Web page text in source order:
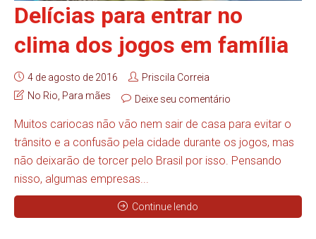
Delícias para entrar no
clima dos jogos em família
4 de agosto de 2016
Priscila Correia
No Rio Para mães Deixe seu comentário
Muitos cariocas não vão nem sair de casa para evitar o
trânsito e a confusão pela cidade durante os jogos, mas
não deixarão de torcer pelo Brasil por isso. Pensando
nisso, algumas empresas...
Continue lendo